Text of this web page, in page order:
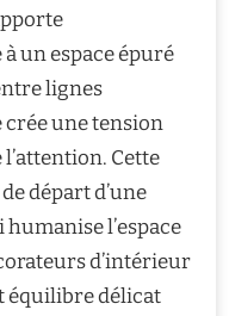
un espace épuré
lignes
une tension
Cette
départ d’une
l’espace
d’intérieur
équilibre délicat